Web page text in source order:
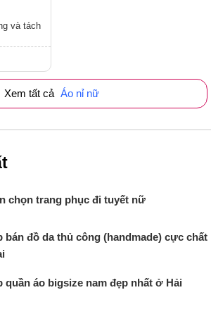
và tách
Xem tất cả Áo nỉ nữ
chọn trang phục đi tuyết nữ
bán đồ da thủ công (handmade) cực chất
quần áo bigsize nam đẹp nhất ở Hải